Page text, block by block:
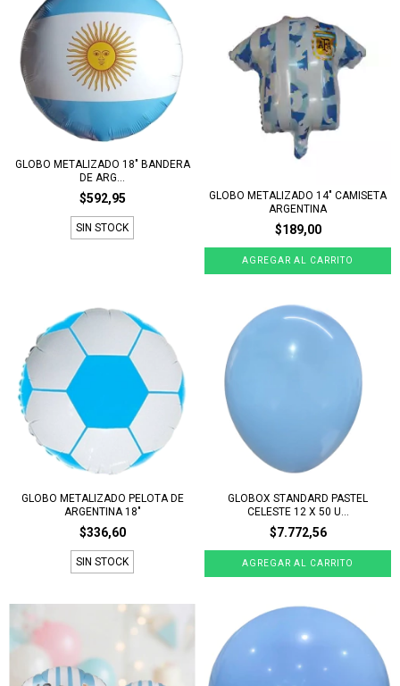
GLOBO METALIZADO 18" BANDERA
DE ARG...
$592,95
SIN STOCK
GLOBO METALIZADO 14" CAMISETA
ARGENTINA
$189,00
GLOBO METALIZADO PELOTA DE
ARGENTINA 18"
$336,60
SIN STOCK
GLOBOX STANDARD PASTEL
CELESTE 12 X 50 U...
$7.772,56